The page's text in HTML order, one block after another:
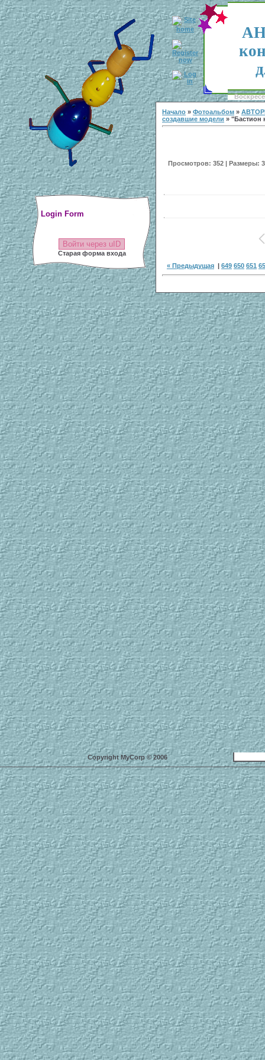
Login Form
Войти через uID
Старая форма входа
Начало » Фотоальбом »
создавшие модели » "Бастион
Просмотров: 352 | Размеры:
« Предыдущая | 649 650 651
Copyright MyCorp © 2006